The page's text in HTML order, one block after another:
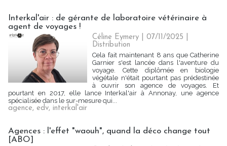
Interkal'air : de gérante de laboratoire vétérinaire à
agent de voyages !
Céline Eymery | 07/11/2025
Distribution
Cela fait maintenant 8 ans que Catherine
Garnier s'est lancée dans l'aventure du
voyage. Cette diplômée en biologie
végétale n'était pourtant pas prédestinée
à ouvrir son agence de voyages. Et
pourtant en 2017, elle lance Interkal'air à Annonay, une agence
spécialisée dans le sur-mesure qui...
agence, edv, interkal'air
Agences : l'effet "waouh", quand la déco change tout
[ABO]